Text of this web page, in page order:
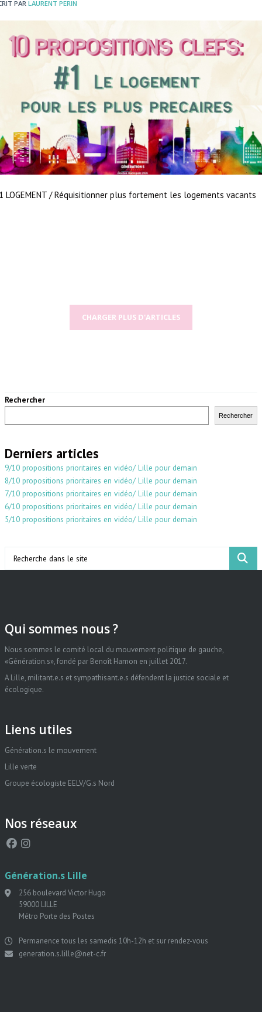
PARLAURENT PERIN
LOGEMENT / Réquisitionner plus fortement les logements vacants
CHARGER PLUS D'ARTICLES
Rechercher
Rechercher
Derniers articles
9/10 propositions prioritaires en vidéo/ Lille pour demain
8/10 propositions prioritaires en vidéo/ Lille pour demain
7/10 propositions prioritaires en vidéo/ Lille pour demain
6/10 propositions prioritaires en vidéo/ Lille pour demain
5/10 propositions prioritaires en vidéo/ Lille pour demain
Qui sommes nous ?
Nous sommes le comité local du mouvement politique de gauche,
«Génération.s», fondé par Benoît Hamon en juillet 2017.
A Lille, militant.e.s et sympathisant.e.s défendent la justice sociale et
écologique.
Liens utiles
Génération.s le mouvement
Lille verte
Groupe écologiste EELV/G.s Nord
Nos réseaux
Génération.s Lille
256 boulevard Victor Hugo
59000 LILLE
Métro Porte des Postes
Permanence tous les samedis 10h-12h et sur rendez-vous
generation.s.lille@net-c.fr